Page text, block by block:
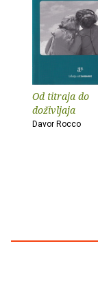
Od titraja do
doživljaja
Davor Rocco